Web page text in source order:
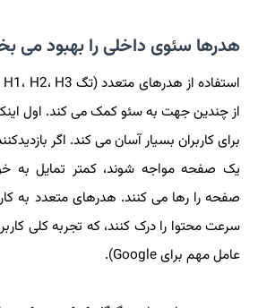
هدرها سئوی داخلی را بهبود می
از چندین جهت به سئو کمک می کند. اول
برای کاربران بسیار آسان می کند. اگر
یک صفحه مواجه شوند، کمتر تمایل به
صفحه را رها می کنند. هدرهای متعدد به
سرعت محتوا را درک کنند، که تجربه کلی
عامل مهم برای Google).